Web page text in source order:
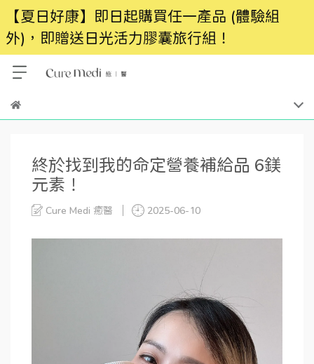
【夏日好康】即日起購買任一產品 (體驗組
外)，即贈送日光活力膠囊旅行組！
終於找到我的命定營養補給品 6鎂
元素！
Cure Medi 癒醫 2025-06-10